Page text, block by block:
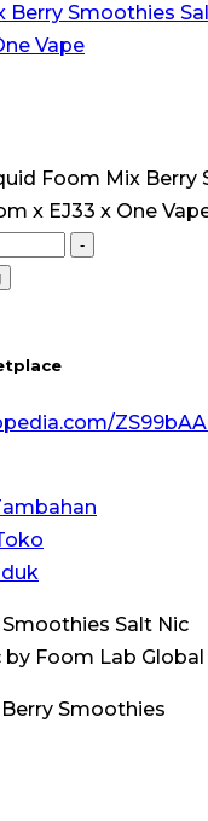
Berry Smoothies
Vape
Foom Mix Berry
x EJ33 x One
-
Salt Nic
by Foom Lab Global
Smoothies